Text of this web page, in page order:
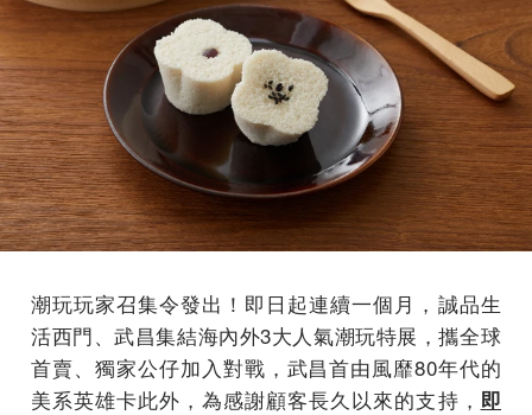
潮玩玩家召集令發出！即日起連續一個月，誠品生
活西門、武昌集結海內外3大人氣潮玩特展，攜全球
首賣、獨家公仔加入對戰，武昌首由風靡80年代的
美系英雄卡此外，為感謝顧客長久以來的支持， 即